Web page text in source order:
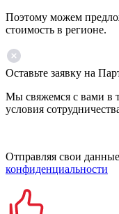
Поэтому можем
стоимость в регионе.
Оставьте заявку на
Мы свяжемся с вами в
условия
Отправляя свои
конфиденциальности